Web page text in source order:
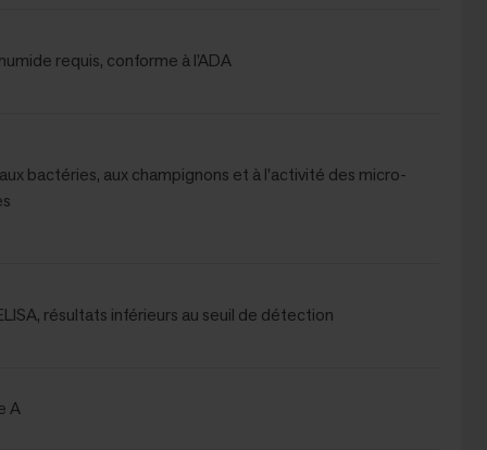
requis, conforme à l'ADA
bactéries, aux champignons et à l'activité des micro-
résultats inférieurs au seuil de détection
A